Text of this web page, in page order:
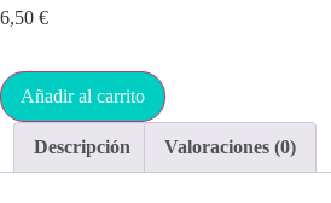
6,50 €
Añadir al carrito
Descripción Valoraciones (0)